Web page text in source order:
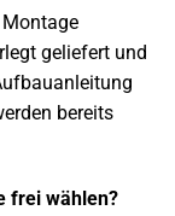
geliefert und
bereits
frei wählen?